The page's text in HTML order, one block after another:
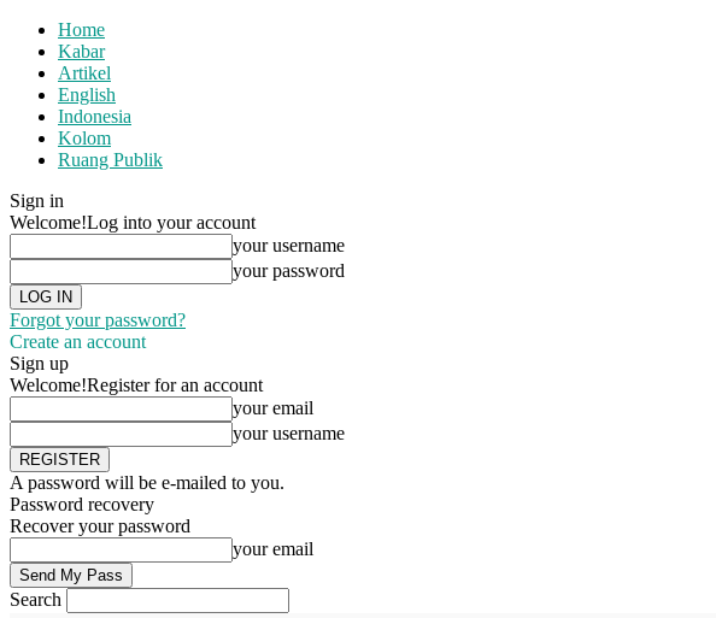
Home
Kabar
Artikel
English
Indonesia
Kolom
Ruang Publik
Sign in
Welcome!Log into your account
your username
your password
Forgot your password?
Create an account
Sign up
Welcome!Register for an account
your email
your username
A password will be e-mailed to you.
Password recovery
Recover your password
your email
Search